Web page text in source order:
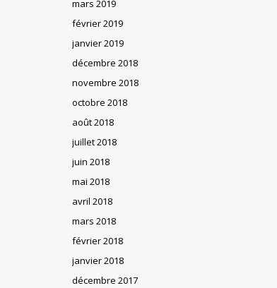
mars 2019
février 2019
janvier 2019
décembre 2018
novembre 2018
octobre 2018
août 2018
juillet 2018
juin 2018
mai 2018
avril 2018
mars 2018
février 2018
janvier 2018
décembre 2017